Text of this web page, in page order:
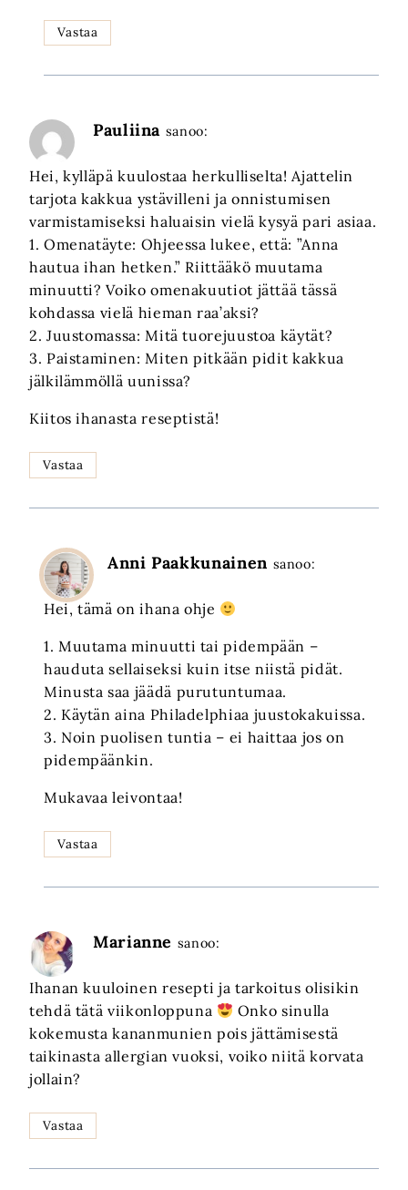
Vastaa
Pauliina sanoo:
Hei, kylläpä kuulostaa herkulliselta! Ajattelin
tarjota kakkua ystävilleni ja onnistumisen
varmistamiseksi haluaisin vielä kysyä pari asiaa.
1. Omenatäyte: Ohjeessa lukee, että: ”Anna
hautua ihan hetken.” Riittääkö muutama
minuutti? Voiko omenakuutiot jättää tässä
kohdassa vielä hieman raa’aksi?
2. Juustomassa: Mitä tuorejuustoa käytät?
3. Paistaminen: Miten pitkään pidit kakkua
jälkilämmöllä uunissa?
Kiitos ihanasta reseptistä!
Vastaa
Anni Paakkunainen sanoo:
Hei, tämä on ihana ohje
1. Muutama minuutti tai pidempään –
hauduta sellaiseksi kuin itse niistä pidät.
Minusta saa jäädä purutuntumaa.
2. Käytän aina Philadelphiaa juustokakuissa.
3. Noin puolisen tuntia – ei haittaa jos on
pidempäänkin.
Mukavaa leivontaa!
Vastaa
Marianne sanoo:
Ihanan kuuloinen resepti ja tarkoitus olisikin
tehdä tätä viikonloppuna
Onko sinulla
kokemusta kananmunien pois jättämisestä
taikinasta allergian vuoksi, voiko niitä korvata
jollain?
Vastaa